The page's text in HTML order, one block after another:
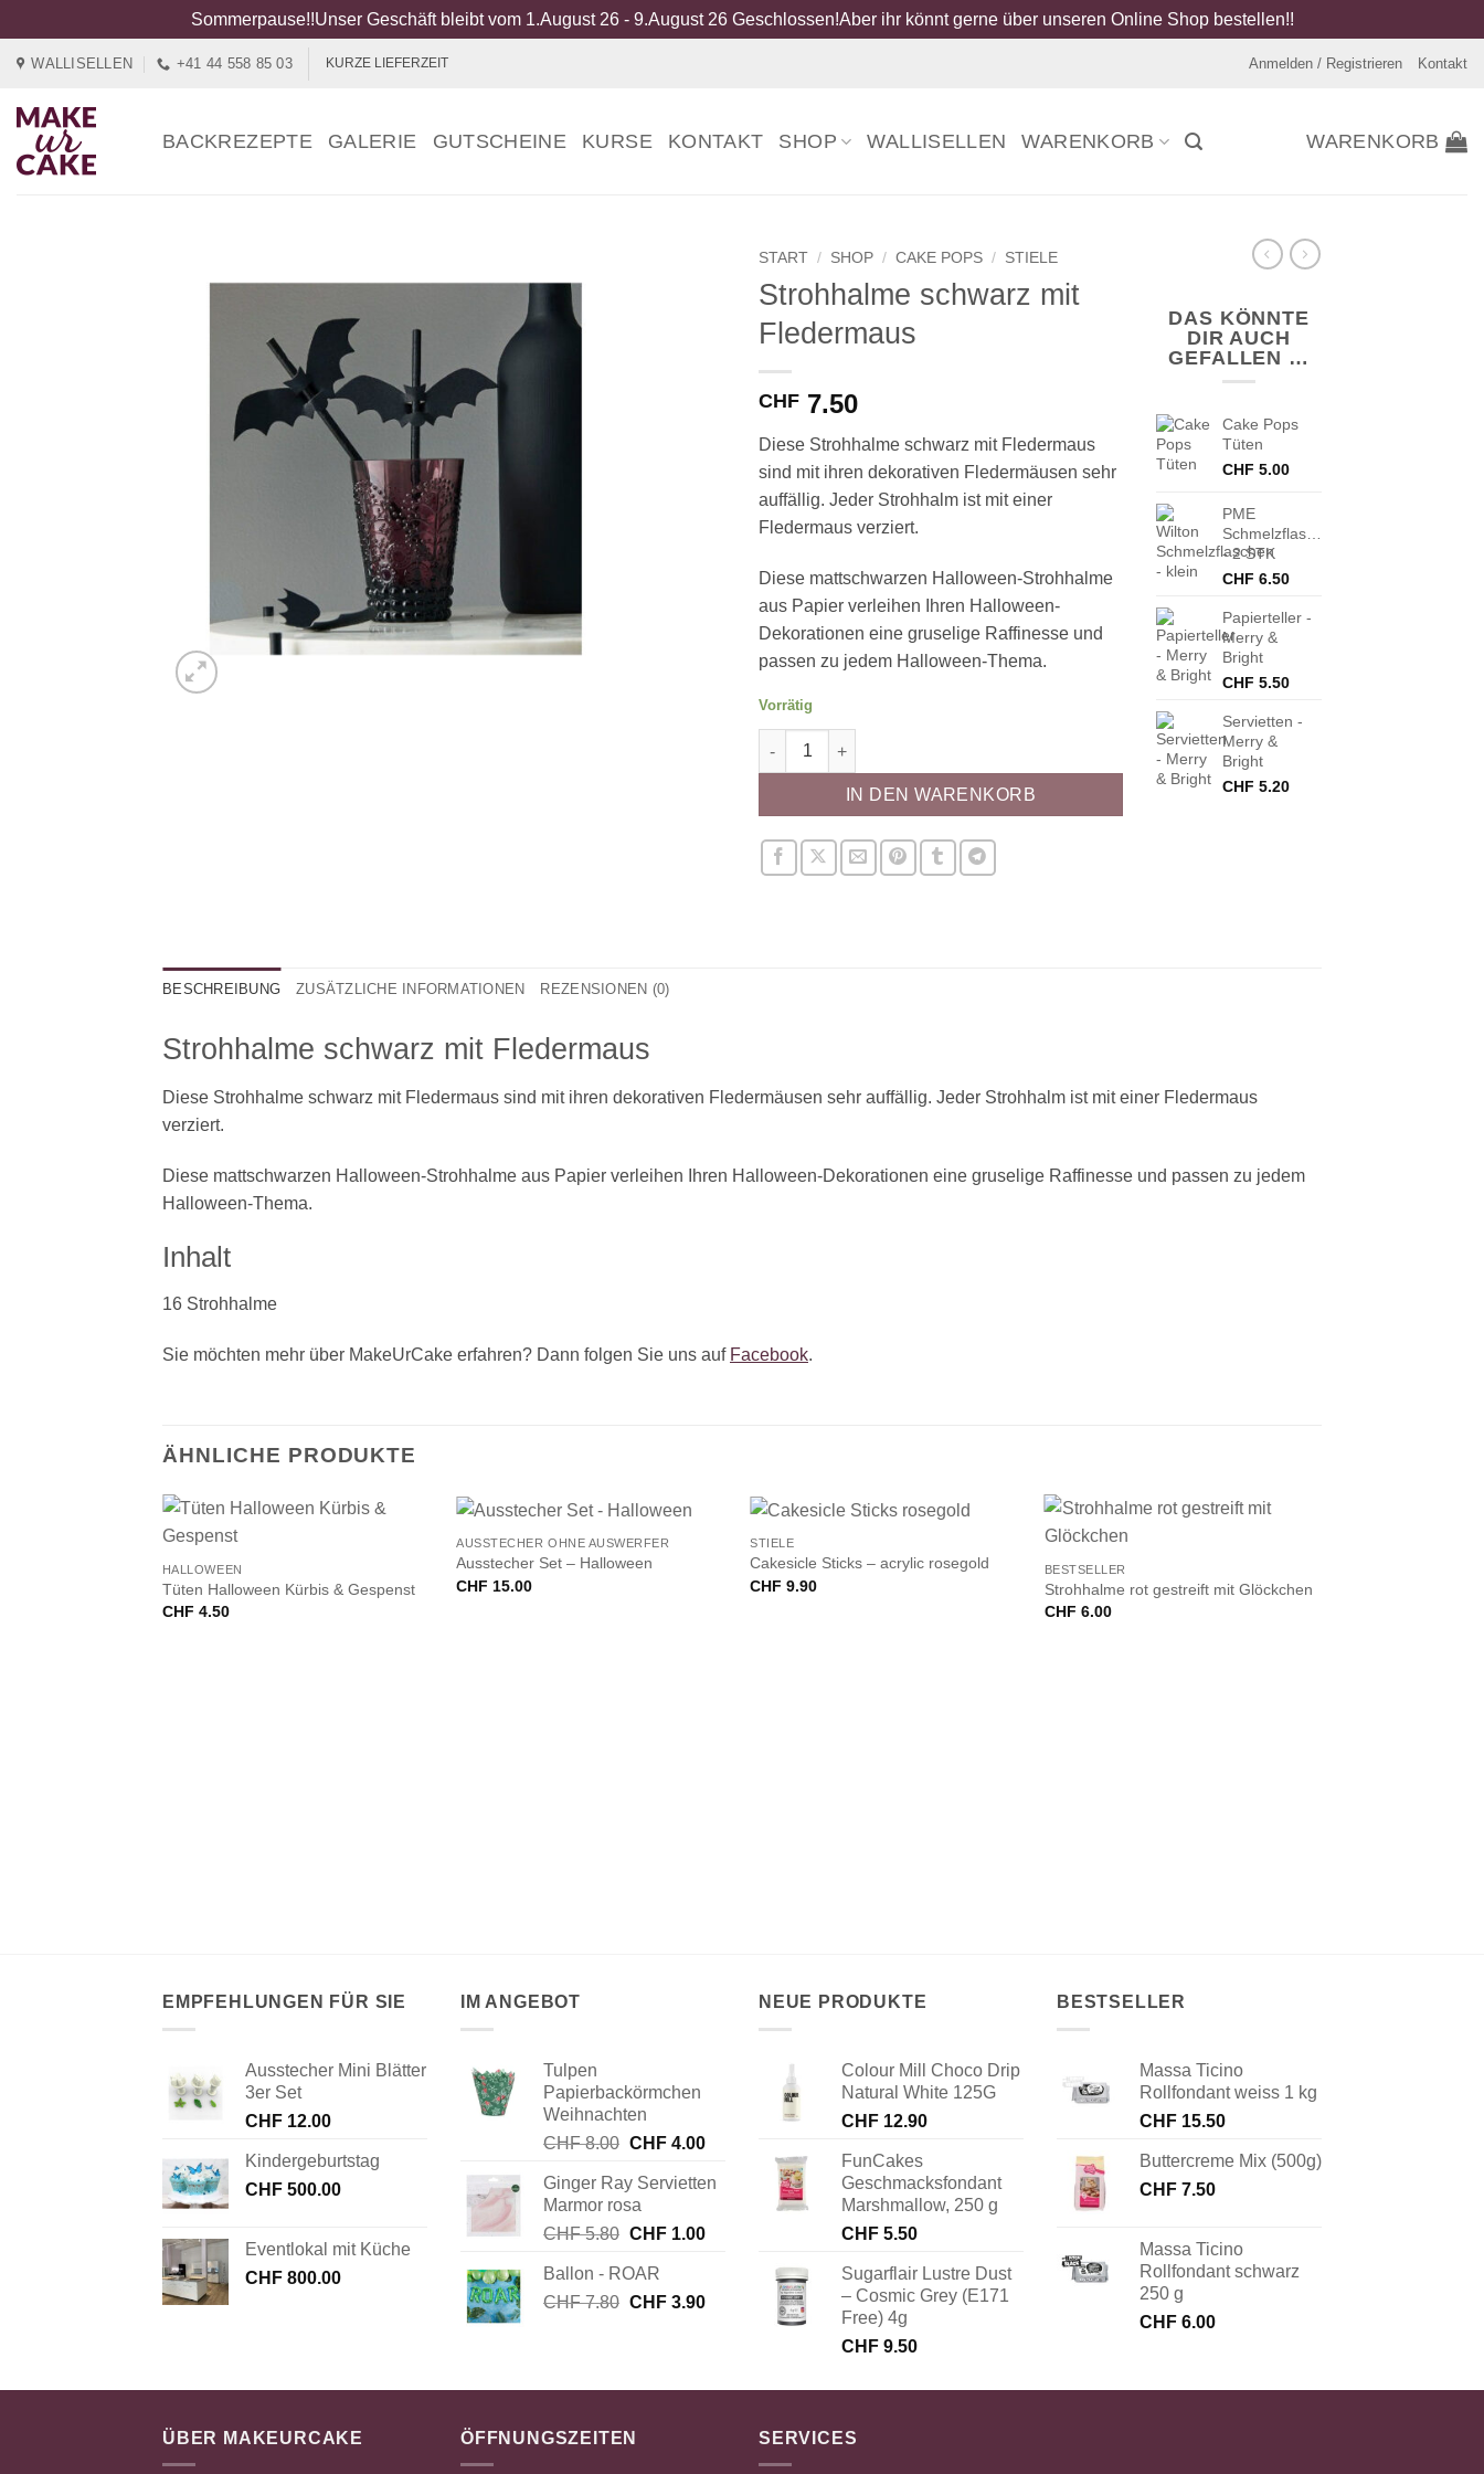
Sommerpause!!Unser Geschäft bleibt vom 1.August 26 - 9.August 26 Geschlossen!Aber ihr könnt gerne über unseren Online Shop bestellen!!
springen
WALLISELLEN +41 44 558 85 03 KURZE LIEFERZEIT Anmelden / Registrieren Kontakt
BACKREZEPTE GALERIE GUTSCHEINE KURSE KONTAKT SHOP WALLISELLEN WARENKORB WARENKORB
START / SHOP / CAKE POPS / STIELE
Strohhalme schwarz mit
Fledermaus
CHF 7.50
Diese Strohhalme schwarz mit Fledermaus
sind mit ihren dekorativen Fledermäusen sehr
auffällig. Jeder Strohhalm ist mit einer
Fledermaus verziert.
Diese mattschwarzen Halloween-Strohhalme
aus Papier verleihen Ihren Halloween-
Dekorationen eine gruselige Raffinesse und
passen zu jedem Halloween-Thema.
Vorrätig
Strohhalme schwarz mit Fledermaus Menge
IN DEN WARENKORB
DAS KÖNNTE
DIR AUCH
GEFALLEN …
Cake Pops
Tüten
CHF 5.00
PME
Schmelzflaschen
- 2 STK
CHF 6.50
Papierteller -
Merry &
Bright
CHF 5.50
Servietten -
Merry &
Bright
CHF 5.20
BESCHREIBUNG ZUSÄTZLICHE INFORMATIONEN REZENSIONEN (0)
Strohhalme schwarz mit Fledermaus
Diese Strohhalme schwarz mit Fledermaus sind mit ihren dekorativen Fledermäusen sehr auffällig. Jeder Strohhalm ist mit einer Fledermaus
verziert.
Diese mattschwarzen Halloween-Strohhalme aus Papier verleihen Ihren Halloween-Dekorationen eine gruselige Raffinesse und passen zu jedem
Halloween-Thema.
Inhalt
16 Strohhalme
Sie möchten mehr über MakeUrCake erfahren? Dann folgen Sie uns auf Facebook.
ÄHNLICHE PRODUKTE
HALLOWEEN
Tüten Halloween Kürbis & Gespenst
CHF 4.50
AUSSTECHER OHNE AUSWERFER
Ausstecher Set – Halloween
CHF 15.00
+
STIELE
Cakesicle Sticks – acrylic rosegold
CHF 9.90
BESTSELLER
Strohhalme rot gestreift mit Glöckchen
CHF 6.00
EMPFEHLUNGEN FÜR SIE
Ausstecher Mini Blätter
3er Set
CHF 12.00
Kindergeburtstag
CHF 500.00
Eventlokal mit Küche
CHF 800.00
IM ANGEBOT
Tulpen
Papierbackörmchen
Weihnachten
CHF8.00 Ursprünglicher
war:
CHF 8.00
CHF4.00Aktueller
ist:
CHF 4.00.
Ginger Ray Servietten
Marmor rosa
CHF5.80 Ursprünglicher
war:
CHF 5.80
CHF1.00Aktueller
CHF 1.00.
Ballon - ROAR
CHF7.80 Ursprünglicher
CHF3.90Aktueller
NEUE PRODUKTE
Colour Mill Choco Drip
Natural White 125G
CHF 12.90
FunCakes
Geschmacksfondant
Marshmallow, 250 g
CHF 5.50
Sugarflair Lustre Dust
– Cosmic Grey (E171
Free) 4g
CHF 9.50
BESTSELLER
Massa Ticino
Rollfondant weiss 1 kg
CHF 15.50
Buttercreme Mix (500g)
CHF 7.50
Massa Ticino
Rollfondant schwarz
250 g
CHF 6.00
ÜBER MAKEURCAKE ÖFFNUNGSZEITEN SERVICES